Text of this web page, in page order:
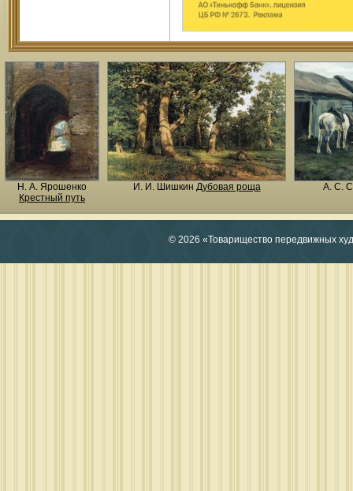
Н. A. Ярошенко
Крестный путь
И. И. Шишкин Дубовая роща А. С.
© 2026 «Товарищество передвижных